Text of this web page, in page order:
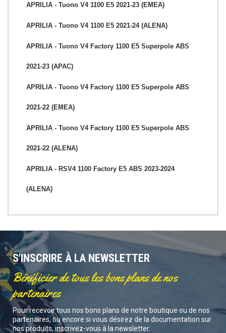
APRILIA - Tuono V4 1100 E5 2021-23 (EMEA)
APRILIA - Tuono V4 1100 E5 2021-24 (ALENA)
APRILIA - Tuono V4 Factory 1100 E5 Superpole ABS
2021-23 (APAC)
APRILIA - Tuono V4 Factory 1100 E5 Superpole ABS
2021-22 (EMEA)
APRILIA - Tuono V4 Factory 1100 E5 Superpole ABS
2021-22 (ALENA)
APRILIA - RSV4 1100 Factory E5 ABS 2023-2024
(ALENA)
S'INSCRIRE À LA NEWSLETTER
Bénéficier de tous les bons plans de nos
partenaires
Pour recevoir tous nos bons plans de notre boutique ou de nos
partenaires, ou encore si vous désirez de la documentation sur
nos produits, inscrivez-vous à la newsletter.